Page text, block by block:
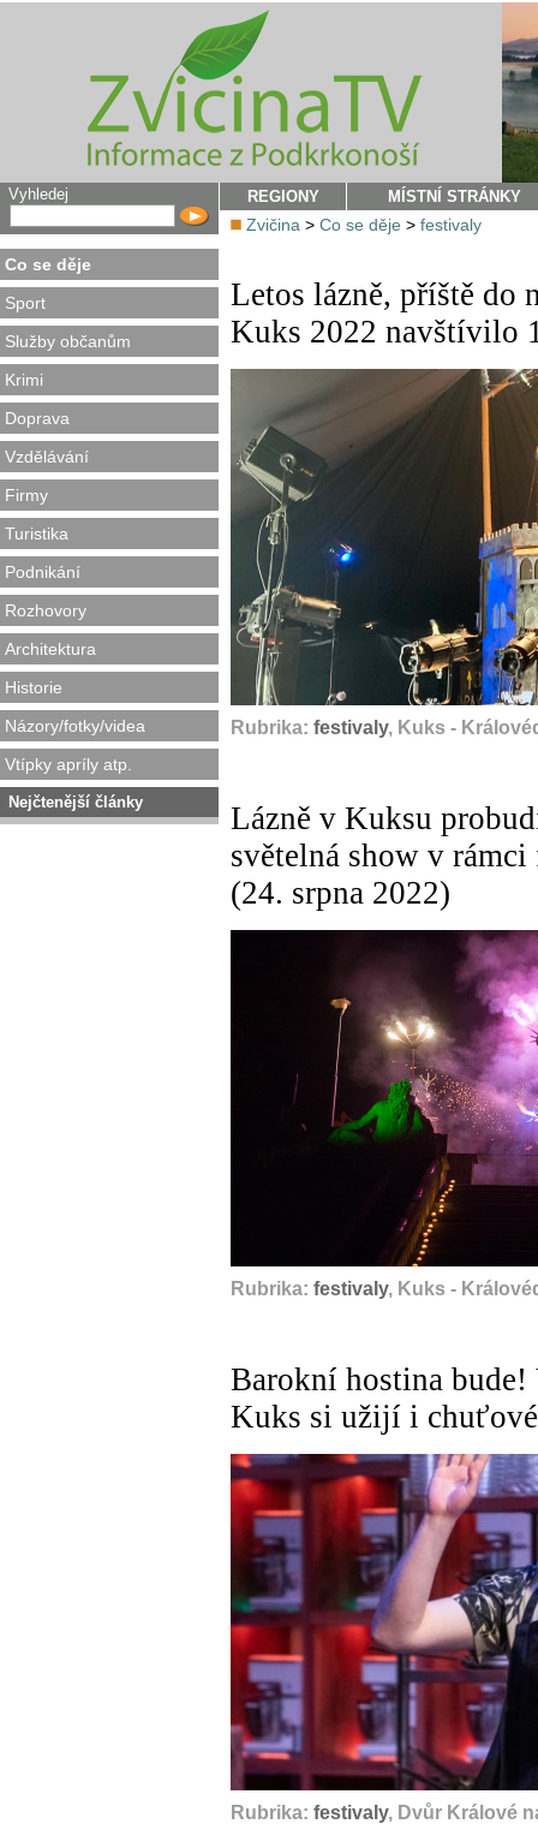
Vyhledej
Co se děje
Sport
Služby občanům
Krimi
Doprava
Vzdělávání
Firmy
Turistika
Podnikání
Rozhovory
Architektura
Historie
Názory/fotky/videa
Vtípky apríly atp.
Nejčtenější články
REGIONY MÍSTNÍ STRÁNKY
Zvičina > Co se děje > festivaly
Letos lázně, příště do
Kuks 2022 navštívilo
Rubrika: festivaly, Kuks -
Lázně v Kuksu
světelná show v
(24. srpna 2022)
Rubrika: festivaly, Kuks -
Barokní hostina
Kuks si užijí i
Rubrika: festivaly, Dvůr Králové